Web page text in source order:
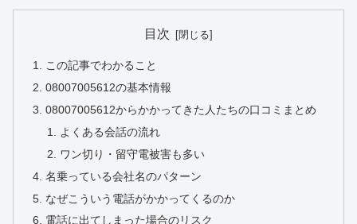
目次
この記事でわかること
08007005612の基本情報
08007005612からかかってきた人たちの口コミまとめ
よくある会話の流れ
ワン切り・留守電被害も多い
名乗っている会社名のパターン
なぜこういう電話がかかってくるのか
電話に出てしまった場合のリスク